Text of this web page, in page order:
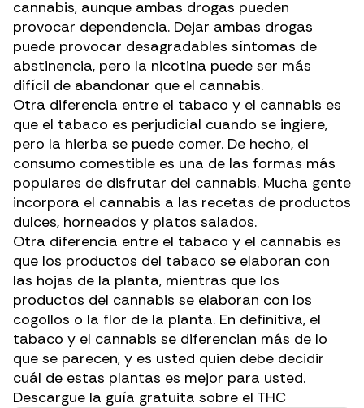
cannabis, aunque ambas drogas pueden
provocar dependencia. Dejar ambas drogas
puede provocar desagradables síntomas de
abstinencia, pero la nicotina puede ser más
difícil de abandonar que el cannabis.
Otra diferencia entre el tabaco y el cannabis es
que el tabaco es perjudicial cuando se ingiere,
pero la hierba se puede comer. De hecho, el
consumo comestible es una de las formas más
populares de disfrutar del cannabis. Mucha gente
incorpora el cannabis a las recetas de productos
dulces, horneados y platos salados.
Otra diferencia entre el tabaco y el cannabis es
que los productos del tabaco se elaboran con
las hojas de la planta, mientras que los
productos del cannabis se elaboran con los
cogollos o la flor de la planta. En definitiva, el
tabaco y el cannabis se diferencian más de lo
que se parecen, y es usted quien debe decidir
cuál de estas plantas es mejor para usted.
Descargue la guía gratuita sobre el THC